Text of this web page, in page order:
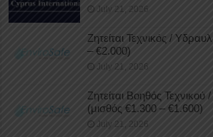
July 21, 2026
Ζητείται Τεχνικός /
– €2.000)
July 21, 2026
Ζητείται Βοηθός
(μισθός €1.300 – €1.600)
July 21, 2026